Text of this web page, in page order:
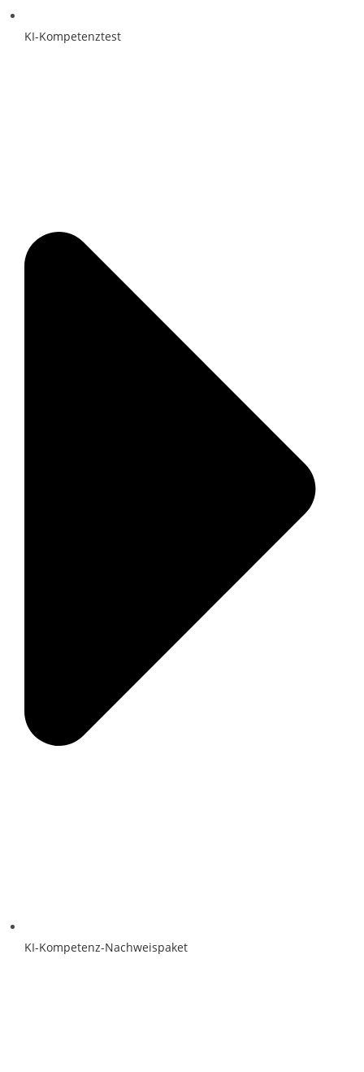
KI-Kompetenztest
KI-Kompetenz-Nachweispaket